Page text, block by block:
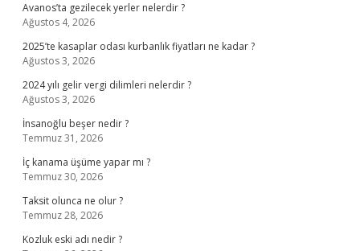
Avanos’ta gezilecek yerler nelerdir ?
Ağustos 4, 2026
2025’te kasaplar odası kurbanlık fiyatları ne kadar ?
Ağustos 3, 2026
2024 yılı gelir vergi dilimleri nelerdir ?
Ağustos 3, 2026
İnsanoğlu beşer nedir ?
Temmuz 31, 2026
İç kanama üşüme yapar mı ?
Temmuz 30, 2026
Taksit olunca ne olur ?
Temmuz 28, 2026
Kozluk eski adı nedir ?